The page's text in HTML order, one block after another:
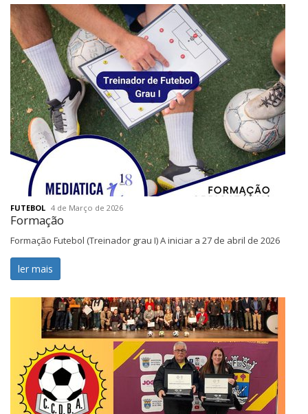
FUTEBOL 4 de Março de 2026
Formação
Formação Futebol (Treinador grau I) A iniciar a 27 de abril de 2026
ler mais